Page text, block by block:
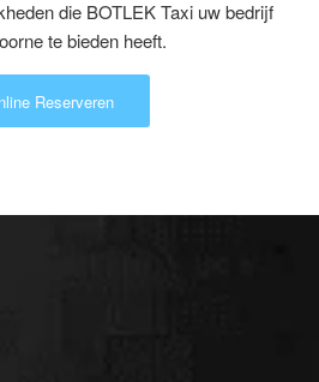
die BOTLEK Taxi uw bedrijf
te bieden heeft.
Reserveren